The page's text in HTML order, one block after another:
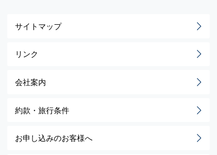
サイトマップ
リンク
会社案内
約款・旅行条件
お申し込みのお客様へ